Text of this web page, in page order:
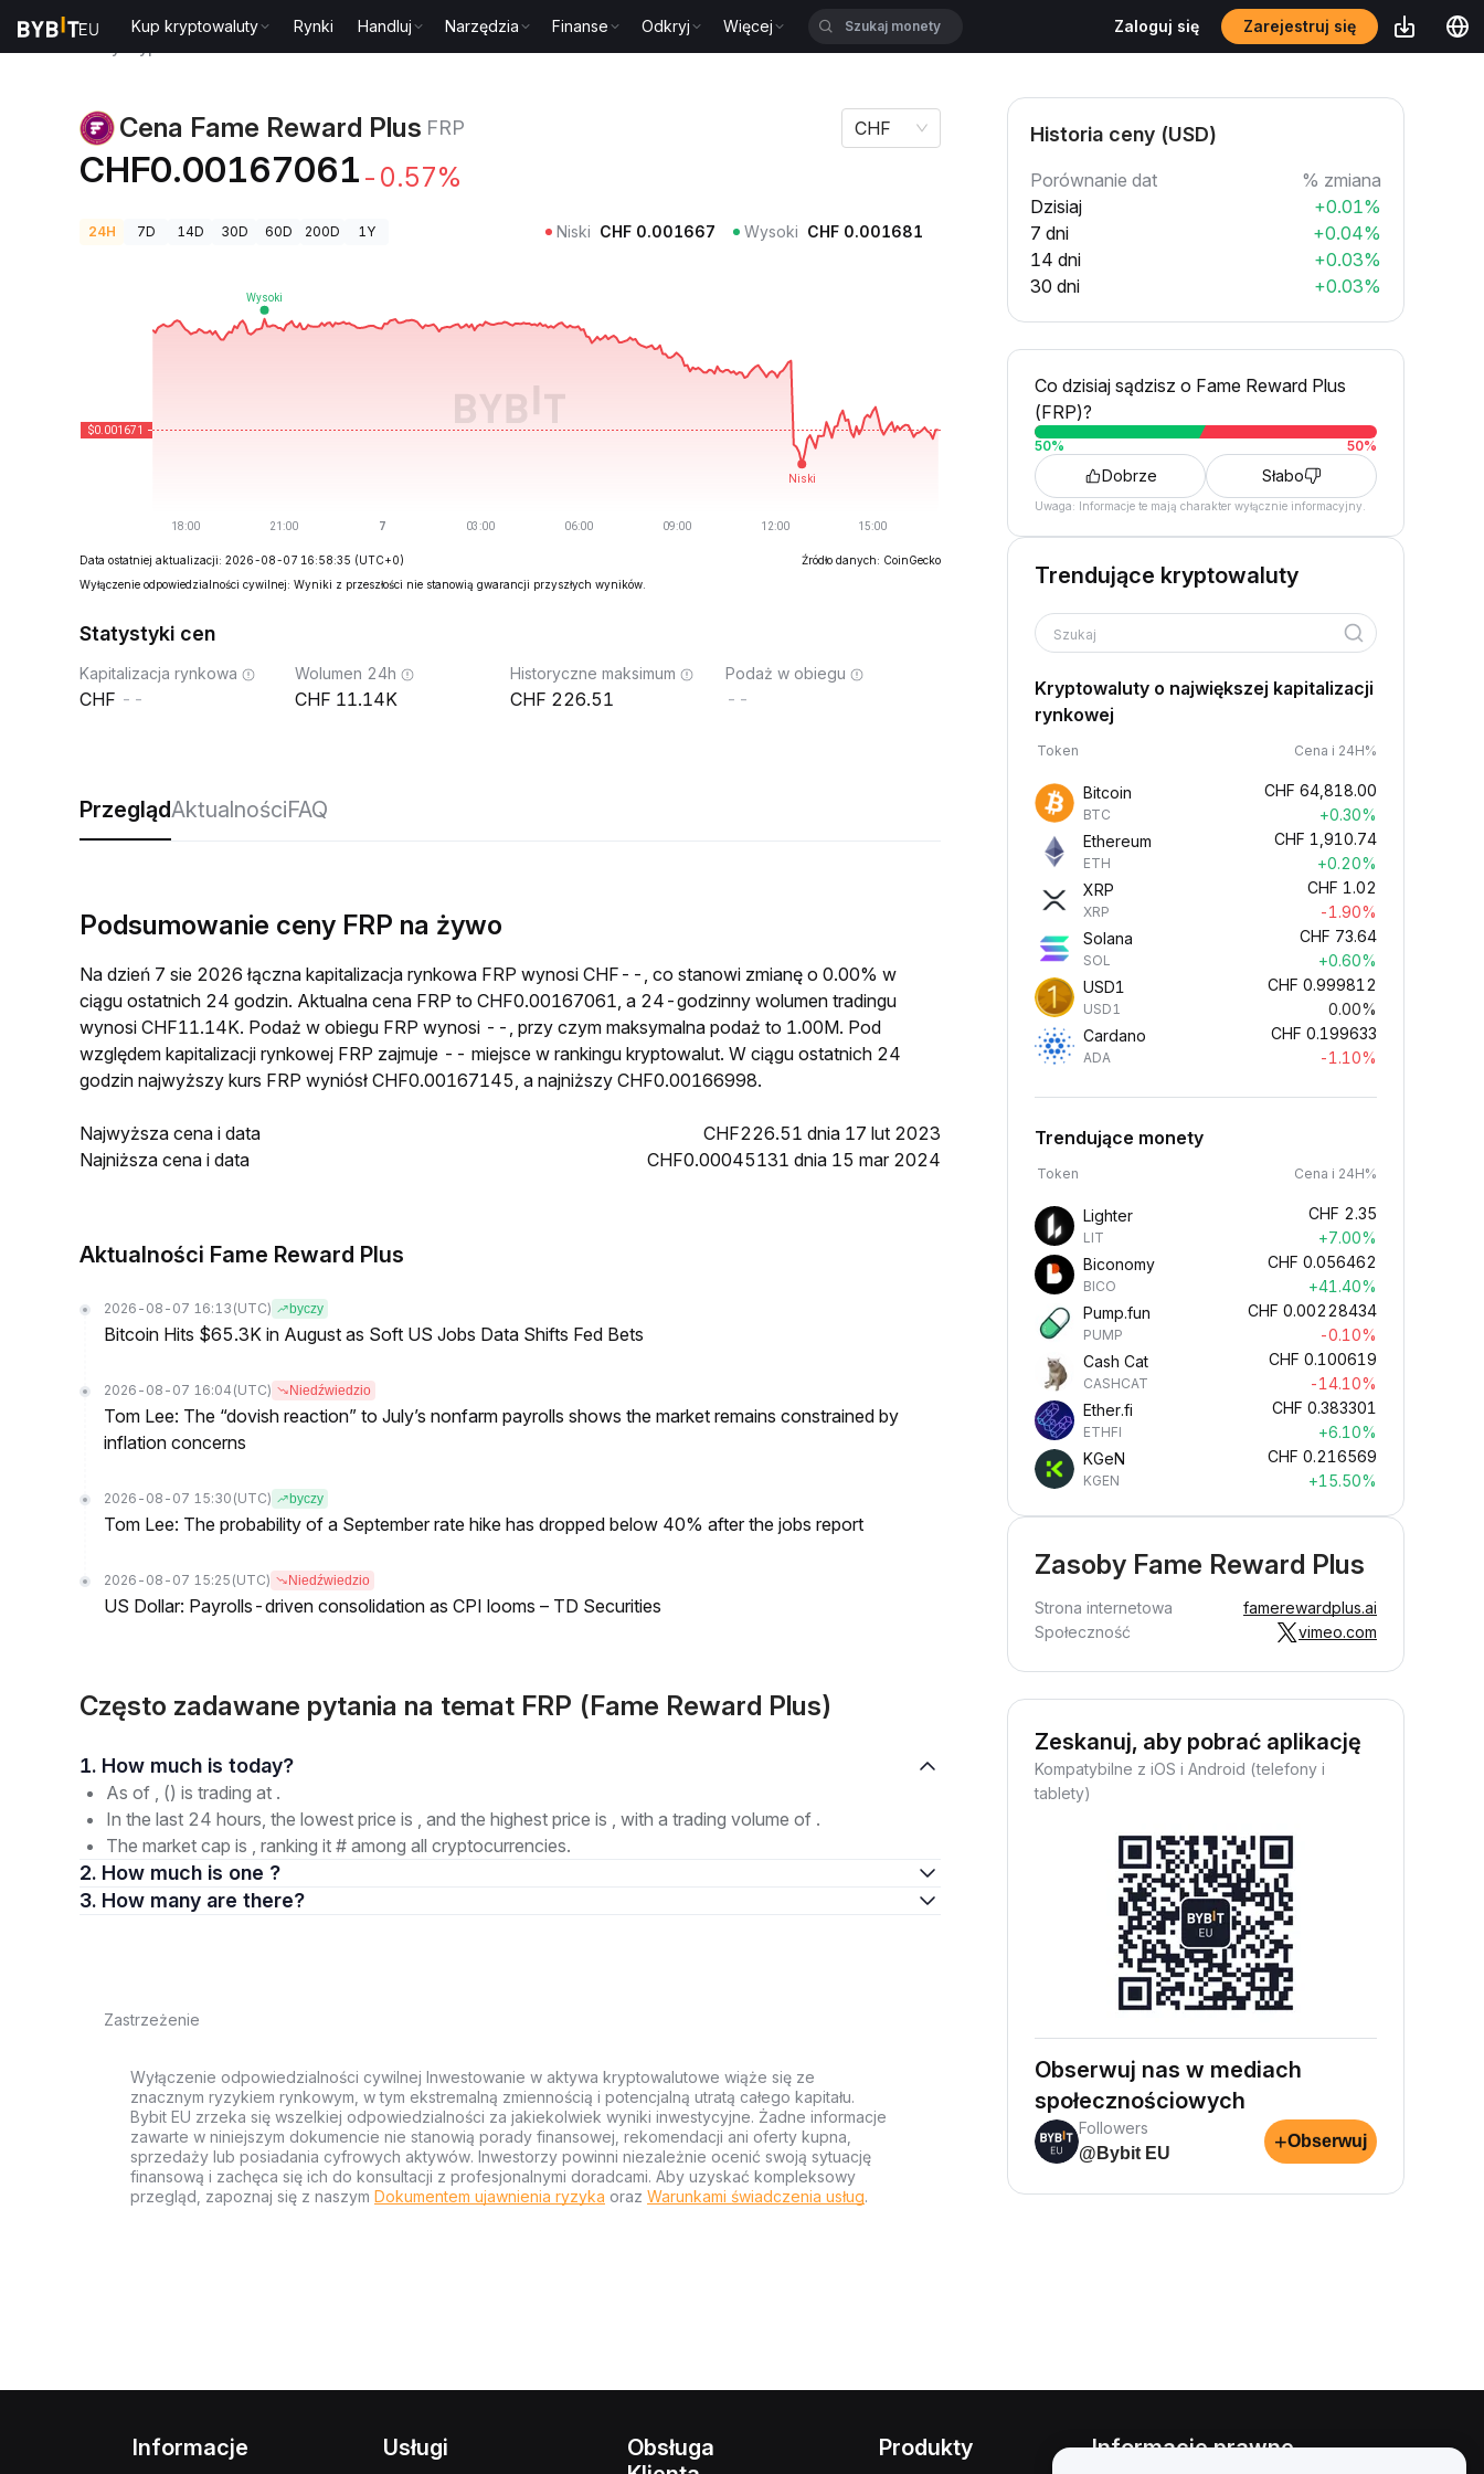
Kup kryptowaluty Rynki Handluj Narzędzia Finanse Odkryj Więcej Zaloguj się Zarejestruj się
Cena Fame Reward Plus FRP
CHF0.00167061 -0.57%
CHF
24H 7D 14D 30D 60D 200D 1Y Niski CHF 0.001667 Wysoki CHF 0.001681
Data ostatniej aktualizacji: 2026-08-07 16:58:35 (UTC+0)
Źródło danych: CoinGecko
Wyłączenie odpowiedzialności cywilnej: Wyniki z przeszłości nie stanowią gwarancji przyszłych wyników.
Statystyki cen
Kapitalizacja rynkowa
--
Wolumen 24h
11.14K
Historyczne maksimum
226.51
Podaż w obiegu
--
PrzeglądAktualnościFAQ
Podsumowanie ceny FRP na żywo
Na dzień 7 sie 2026 łączna kapitalizacja rynkowa FRP wynosi CHF--, co stanowi zmianę o 0.00% w
ciągu ostatnich 24 godzin. Aktualna cena FRP to CHF0.00167061, a 24-godzinny wolumen tradingu
wynosi CHF11.14K. Podaż w obiegu FRP wynosi --, przy czym maksymalna podaż to 1.00M. Pod
względem kapitalizacji rynkowej FRP zajmuje -- miejsce w rankingu kryptowalut. W ciągu ostatnich 24
godzin najwyższy kurs FRP wyniósł CHF0.00167145, a najniższy CHF0.00166998.
Najwyższa cena i data
CHF226.51 dnia 17 lut 2023
Najniższa cena i data
CHF0.00045131 dnia 15 mar 2024
Aktualności Fame Reward Plus
2026-08-07 16:13 (UTC) byczy
Bitcoin Hits $65.3K in August as Soft US Jobs Data Shifts Fed Bets
2026-08-07 16:04 (UTC) Niedźwiedzio
Tom Lee: The “dovish reaction” to July’s nonfarm payrolls shows the market remains constrained by
inflation concerns
2026-08-07 15:30 (UTC) byczy
Tom Lee: The probability of a September rate hike has dropped below 40% after the jobs report
2026-08-07 15:25 (UTC) Niedźwiedzio
US Dollar: Payrolls-driven consolidation as CPI looms – TD Securities
Często zadawane pytania na temat FRP (Fame Reward Plus)
1. How much is today?
As of , () is trading at .
In the last 24 hours, the lowest price is , and the highest price is , with a trading volume of .
The market cap is , ranking it # among all cryptocurrencies.
2. How much is one ?
3. How many are there?
Zastrzeżenie
Wyłączenie odpowiedzialności cywilnej Inwestowanie w aktywa kryptowalutowe wiąże się ze
znacznym ryzykiem rynkowym, w tym ekstremalną zmiennością i potencjalną utratą całego kapitału.
Bybit EU zrzeka się wszelkiej odpowiedzialności za jakiekolwiek wyniki inwestycyjne. Żadne informacje
zawarte w niniejszym dokumencie nie stanowią porady finansowej, rekomendacji ani oferty kupna,
sprzedaży lub posiadania cyfrowych aktywów. Inwestorzy powinni niezależnie ocenić swoją sytuację
finansową i zachęca się ich do konsultacji z profesjonalnymi doradcami. Aby uzyskać kompleksowy
przegląd, zapoznaj się z naszym Dokumentem ujawnienia ryzyka oraz Warunkami świadczenia usług.
Historia ceny (USD)
Porównanie dat
% zmiana
Dzisiaj
+0.01%
7 dni
+0.04%
14 dni
+0.03%
30 dni
+0.03%
Co dzisiaj sądzisz o Fame Reward Plus
(FRP)?
50% 50%
Dobrze Słabo
Uwaga: Informacje te mają charakter wyłącznie informacyjny.
Trendujące kryptowaluty
Szukaj
Kryptowaluty o największej kapitalizacji
rynkowej
Token Cena i 24H%
Bitcoin
BTC
CHF 64,818.00
+0.30%
Ethereum
ETH
CHF 1,910.74
+0.20%
XRP
XRP
CHF 1.02
-1.90%
Solana
SOL
CHF 73.64
+0.60%
USD1
USD1
CHF 0.999812
0.00%
Cardano
ADA
CHF 0.199633
-1.10%
Trendujące monety
Token Cena i 24H%
Lighter
LIT
CHF 2.35
+7.00%
Biconomy
BICO
CHF 0.056462
+41.40%
Pump.fun
PUMP
CHF 0.00228434
-0.10%
Cash Cat
CASHCAT
CHF 0.100619
-14.10%
Ether.fi
ETHFI
CHF 0.383301
+6.10%
KGeN
KGEN
CHF 0.216569
+15.50%
Zasoby Fame Reward Plus
Strona internetowa
famerewardplus.ai
Społeczność
vimeo.com
Zeskanuj, aby pobrać aplikację
Kompatybilne z iOS i Android (telefony i
tablety)
Obserwuj nas w mediach
społecznościowych
Followers
@Bybit EU
+Obserwuj
Informacje Usługi
Obsługa
Produkty Informacje prawne